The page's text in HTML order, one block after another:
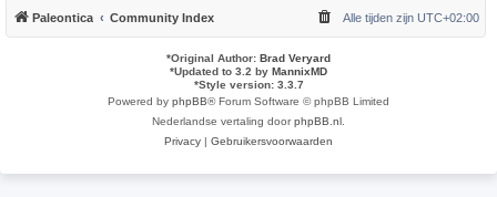
Paleontica Community Index Alle tijden zijn UTC+02:00
*Original Author: Brad Veryard
*Updated to 3.2 by MannixMD
*Style version: 3.3.7
Powered by phpBB® Forum Software © phpBB Limited
Nederlandse vertaling doorphpBB.nl
Privacy | Gebruikersvoorwaarden